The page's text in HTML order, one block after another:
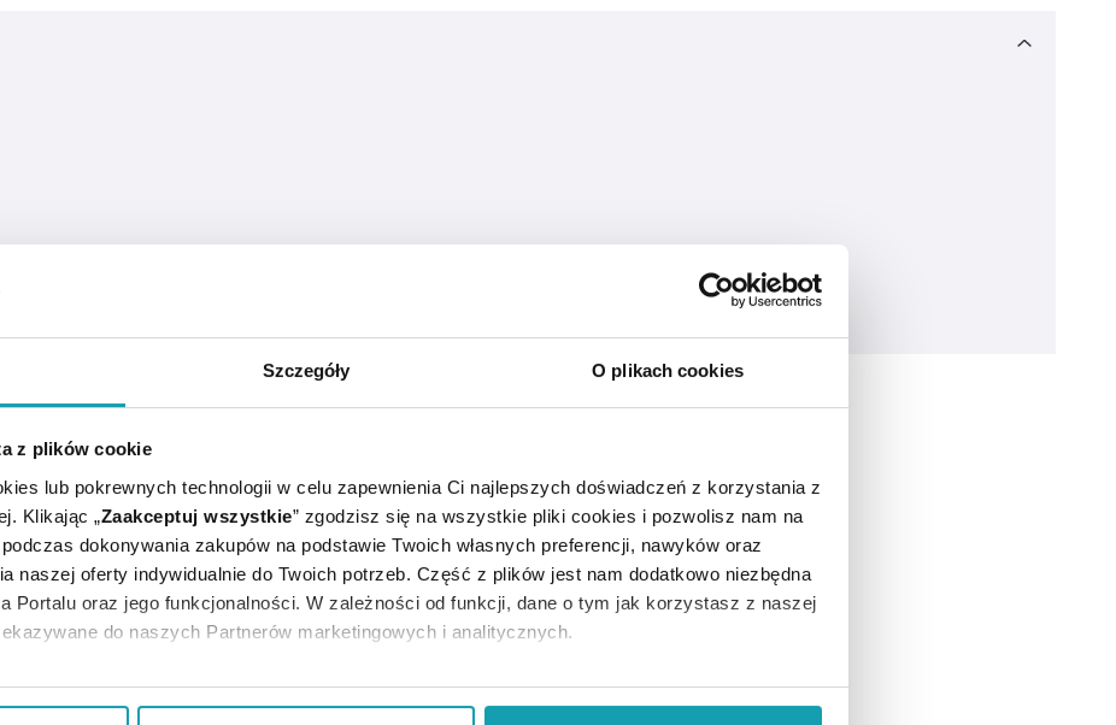
Szczegóły O plikach cookies
z plików cookie
lub pokrewnych technologii w celu zapewnienia Ci najlepszych doświadczeń z korzystania z
Klikając „Zaakceptuj wszystkie” zgodzisz się na wszystkie pliki cookies i pozwolisz nam na
dokonywania zakupów na podstawie Twoich własnych preferencji, nawyków oraz
naszej oferty indywidualnie do Twoich potrzeb. Część z plików jest nam dodatkowo niezbędna
Portalu oraz jego funkcjonalności. W zależności od funkcji, dane o tym jak korzystasz z naszej
do naszych Partnerów marketingowych i analitycznych.
swoją zgodę i wybrać tylko niektóre dodatkowe funkcje, z którymi wiąże się zbieranie danych o
pozbawionej blasku.
skórze świeżego i promiennego wyglądu oraz poprawa jej kondycji.